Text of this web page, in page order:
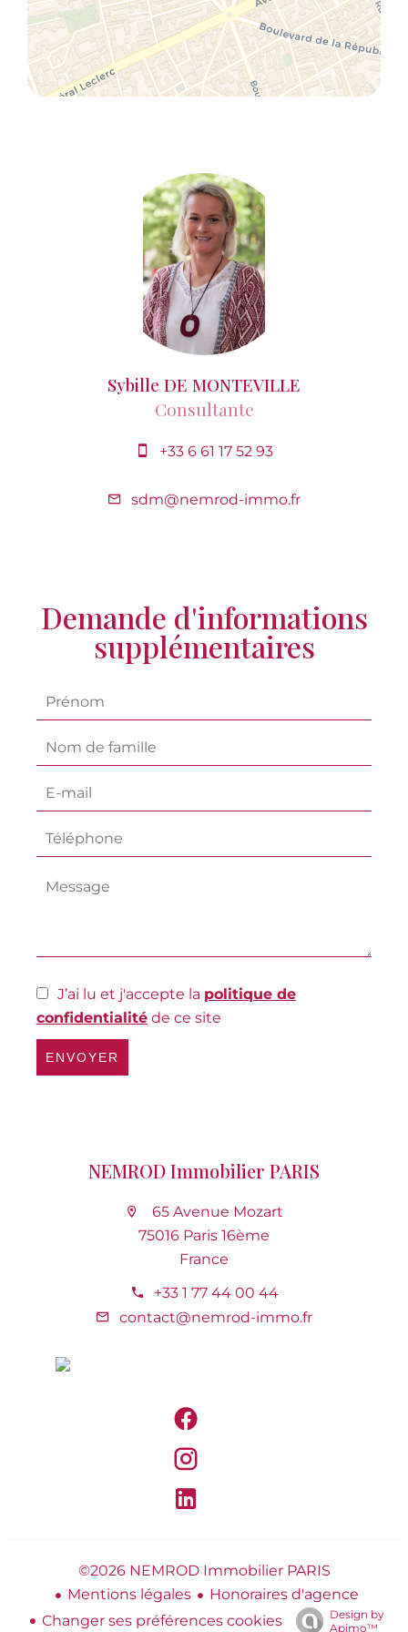
Sybille DE MONTEVILLE
Consultante
+33 6 61 17 52 93
sdm@nemrod-immo.fr
Demande d'informations
supplémentaires
J’ai lu et j'accepte la politique de
confidentialité de ce site
ENVOYER
NEMROD Immobilier PARIS
65 Avenue Mozart
75016 Paris 16ème
France
+33 1 77 44 00 44
contact@nemrod-immo.fr
©2026 NEMROD Immobilier PARIS
Mentions légales
Honoraires d'agence
Changer ses préférences cookies
Design by
Apimo™